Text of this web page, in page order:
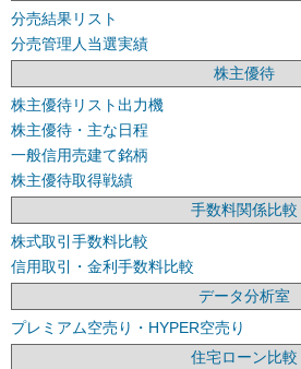
分売結果リスト
分売管理人当選実績
株主優待
株主優待リスト出力機
株主優待・主な日程
一般信用売建て銘柄
株主優待取得戦績
手数料関係比較
株式取引手数料比較
信用取引・金利手数料比較
データ分析室
プレミアム空売り・HYPER空売り
住宅ローン比較